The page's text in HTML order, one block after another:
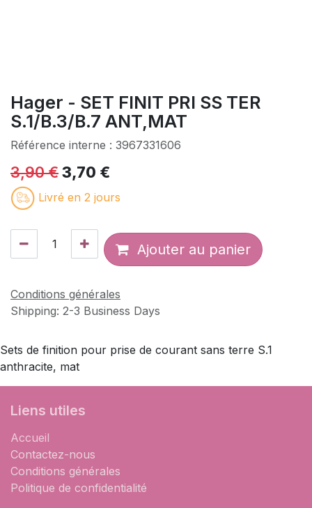
Hager - SET FINIT PRI SS TER
S.1/B.3/B.7 ANT,MAT
Référence interne : 3967331606
3,90€3,70 €
Livré en 2 jours
Ajouter au panier
Conditions générales
Shipping: 2-3 Business Days
Sets de finition pour prise de courant sans terre S.1
anthracite, mat
Liens utiles
Accueil
Contactez-nous
Conditions générales
Politique de confidentialité